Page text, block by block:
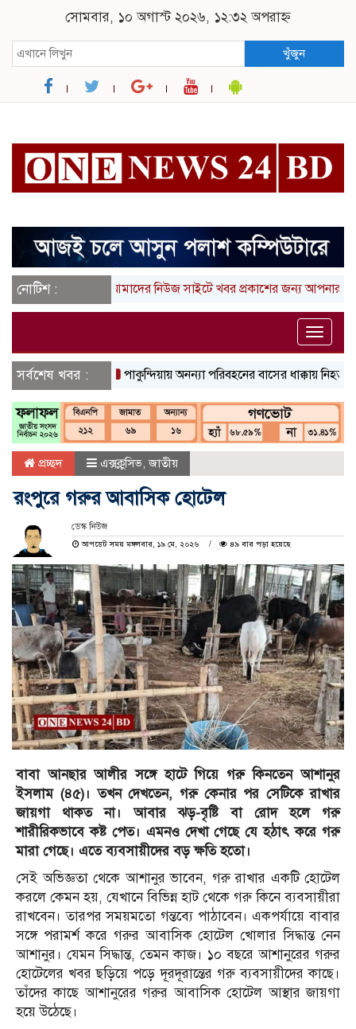
সোমবার, ১০ অগাস্ট ২০২৬, ১২:৩২ অপরাহ্ন
খুঁজুন
নোটিশ : আমাদের নিউজ সাইটে খবর প্রকাশের জন্য আপনার লিখা
Toggle
সর্বশেষ খবর :পাকুন্দিয়ায় অনন্যা পরিবহনের বাসের ধাক্কায় নিহত ২
প্রচ্ছদ এক্সক্লুসিভ,জাতীয়
রংপুরে গরুর আবাসিক হোটেল
ডেস্ক নিউজ
আপডেট সময় মঙ্গলবার, ১৯ মে, ২০২৬
৪৯ বার পড়া হয়েছে
বাবা আনছার আলীর সঙ্গে হাটে গিয়ে গরু কিনতেন আশানুর
ইসলাম (৪৫)। তখন দেখতেন, গরু কেনার পর সেটিকে রাখার
জায়গা থাকত না। আবার ঝড়-বৃষ্টি বা রোদ হলে গরু
শারীরিকভাবে কষ্ট পেত। এমনও দেখা গেছে যে হঠাৎ করে গরু
মারা গেছে। এতে ব্যবসায়ীদের বড় ক্ষতি হতো।
সেই অভিজ্ঞতা থেকে আশানুর ভাবেন, গরু রাখার একটি হোটেল
করলে কেমন হয়, যেখানে বিভিন্ন হাট থেকে গরু কিনে ব্যবসায়ীরা
রাখবেন। তারপর সময়মতো গন্তব্যে পাঠাবেন। একপর্যায়ে বাবার
সঙ্গে পরামর্শ করে গরুর আবাসিক হোটেল খোলার সিদ্ধান্ত নেন
আশানুর। যেমন সিদ্ধান্ত, তেমন কাজ। ১০ বছরে আশানুরের গরুর
হোটেলের খবর ছড়িয়ে পড়ে দূরদূরান্তের গরু ব্যবসায়ীদের কাছে।
তাঁদের কাছে আশানুরের গরুর আবাসিক হোটেল আস্থার জায়গা
হয়ে উঠেছে।